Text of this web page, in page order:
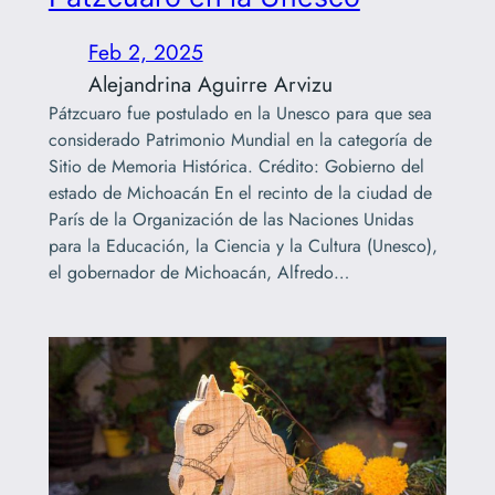
Feb 2, 2025
Alejandrina Aguirre Arvizu
Pátzcuaro fue postulado en la Unesco para que sea
considerado Patrimonio Mundial en la categoría de
Sitio de Memoria Histórica. Crédito: Gobierno del
estado de Michoacán En el recinto de la ciudad de
París de la Organización de las Naciones Unidas
para la Educación, la Ciencia y la Cultura (Unesco),
el gobernador de Michoacán, Alfredo…